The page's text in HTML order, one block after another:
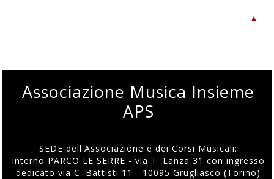
▲
Associazione Musica Insieme
APS
SEDE dell'Associazione e dei Corsi Musicali:
interno PARCO LE SERRE - via T. Lanza 31 con ingresso
dedicato via C. Battisti 11 - 10095 Grugliasco (Torino)